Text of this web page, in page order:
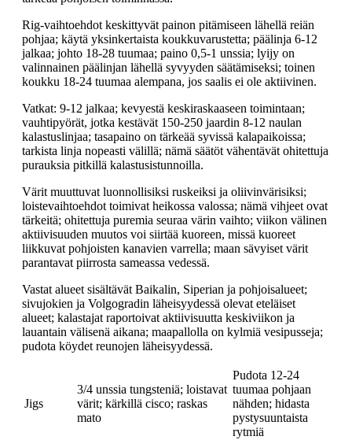
Rig-vaihtoehdot keskittyvät painon pitämiseen lähellä reiän
pohjaa; käytä yksinkertaista koukkuvarustetta; päälinja 6-12
jalkaa; johto 18-28 tuumaa; paino 0,5-1 unssia; lyijy on
valinnainen päälinjan lähellä syvyyden säätämiseksi; toinen
koukku 18-24 tuumaa alempana, jos saalis ei ole aktiivinen.
Vatkat: 9-12 jalkaa; kevyestä keskiraskaaseen toimintaan;
vauhtipyörät, jotka kestävät 150-250 jaardin 8-12 naulan
kalastuslinjaa; tasapaino on tärkeää syvissä kalapaikoissa;
tarkista linja nopeasti välillä; nämä säätöt vähentävät ohitettuja
purauksia pitkillä kalastusistunnoilla.
Värit muuttuvat luonnollisiksi ruskeiksi ja oliivinvärisiksi;
loistevaihtoehdot toimivat heikossa valossa; nämä vihjeet ovat
tärkeitä; ohitettuja puremia seuraa värin vaihto; viikon välinen
aktiivisuuden muutos voi siirtää kuoreen, missä kuoreet
liikkuvat pohjoisten kanavien varrella; maan sävyiset värit
parantavat piirrosta sameassa vedessä.
Vastat alueet sisältävät Baikalin, Siperian ja pohjoisalueet;
sivujokien ja Volgogradin läheisyydessä olevat eteläiset
alueet; kalastajat raportoivat aktiivisuutta keskiviikon ja
lauantain välisenä aikana; maapallolla on kylmiä vesipusseja;
pudota köydet reunojen läheisyydessä.
Jigs
3/4 unssia tungsteniä; loistavat
värit; kärkillä cisco; raskas
mato
Pudota 12-24
tuumaa pohjaan
nähden; hidasta
pystysuuntaista
rytmiä